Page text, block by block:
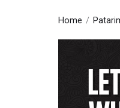
Home